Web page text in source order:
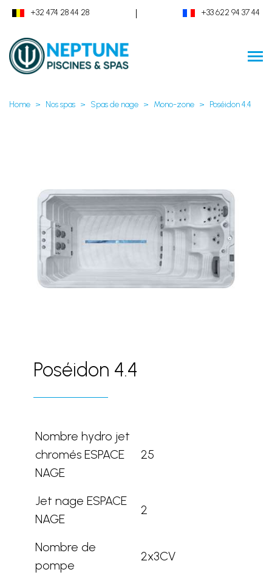
+32 474 28 44 28 | +33 622 94 37 44
Home Nos spas Spas de nage Mono-zone Poséidon 4.4
Poséidon 4.4
Nombre hydro jet
chromés ESPACE
NAGE
25
Jet nage ESPACE
NAGE
2
Nombre de
pompe
2x3CV